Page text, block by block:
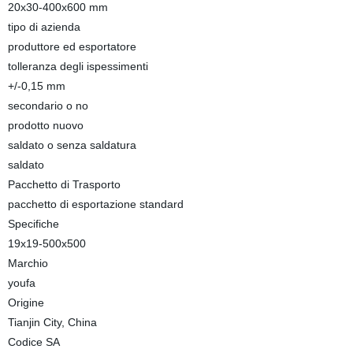
20x30-400x600 mm
tipo di azienda
produttore ed esportatore
tolleranza degli ispessimenti
+/-0,15 mm
secondario o no
prodotto nuovo
saldato o senza saldatura
saldato
Pacchetto di Trasporto
pacchetto di esportazione standard
Specifiche
19x19-500x500
Marchio
youfa
Origine
Tianjin City, China
Codice SA